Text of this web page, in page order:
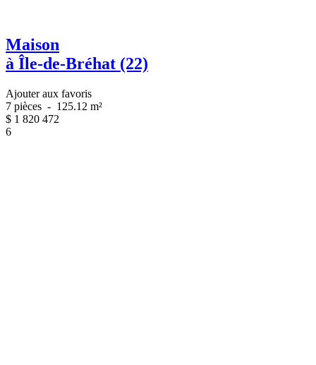
Maison
à Île-de-Bréhat (22)
Ajouter aux favoris
7 pièces - 125.12 m²
$ 1 820 472
6